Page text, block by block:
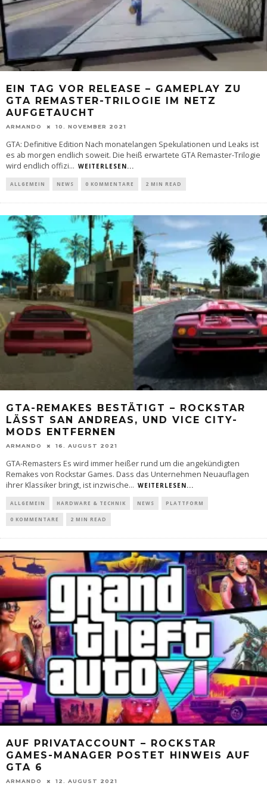
EIN TAG VOR RELEASE – GAMEPLAY ZU
GTA REMASTER-TRILOGIE IM NETZ
AUFGETAUCHT
ARMANDO 10. NOVEMBER 2021
GTA: Definitive Edition Nach monatelangen Spekulationen und Leaks ist
es ab morgen endlich soweit. Die heiß erwartete GTA Remaster-Trilogie
wird endlich offizi... WEITERLESEN...
ALLGEMEIN NEWS 0 KOMMENTARE 2 MIN READ
GTA-REMAKES BESTÄTIGT – ROCKSTAR
LÄSST SAN ANDREAS, UND VICE CITY-
MODS ENTFERNEN
ARMANDO 16. AUGUST 2021
GTA-Remasters Es wird immer heißer rund um die angekündigten
Remakes von Rockstar Games. Dass das Unternehmen Neuauflagen
ihrer Klassiker bringt, ist inzwische... WEITERLESEN...
ALLGEMEIN HARDWARE & TECHNIK NEWS PLATTFORM
0 KOMMENTARE 2 MIN READ
AUF PRIVATACCOUNT – ROCKSTAR
GAMES-MANAGER POSTET HINWEIS AUF
GTA 6
ARMANDO 12. AUGUST 2021